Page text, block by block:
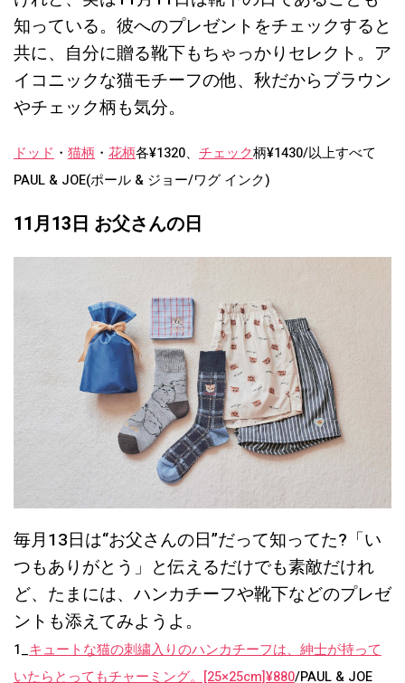
知っている。彼へのプレゼントをチェックすると
共に、自分に贈る靴下もちゃっかりセレクト。ア
イコニックな猫モチーフの他、秋だからブラウン
やチェック柄も気分。
ドッド ・ 猫柄 ・ 花柄各¥1320、 チェック柄¥1430/以上すべて
PAUL & JOE(ポール & ジョー/ワグ インク)
11月13日 お父さんの日
毎月13日は“お父さんの日”だって知ってた?「い
つもありがとう」と伝えるだけでも素敵だけれ
ど、たまには、ハンカチーフや靴下などのプレゼ
ントも添えてみようよ。
1_キュートな猫の刺繍入りのハンカチーフは、紳士が持って
いたらとってもチャーミング。[25×25cm]¥880/PAUL & JOE